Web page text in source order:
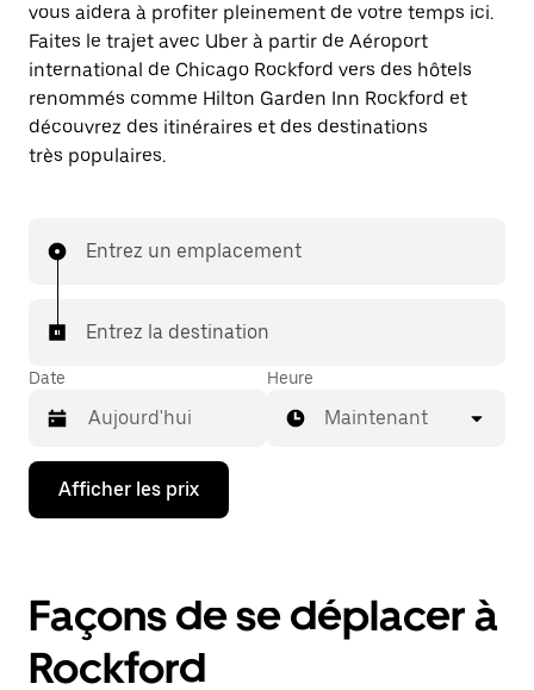
vous aidera à profiter pleinement de votre temps ici.
Faites le trajet avec Uber à partir de Aéroport
international de Chicago Rockford vers des hôtels
renommés comme Hilton Garden Inn Rockford et
découvrez des itinéraires et des destinations
très populaires.
Entrez un emplacement
Entrez la destination
Date
Appuyez
la
bas
pour
interagir
avec
Heure
Maintenant
Afficher les prix
Façons de se déplacer à
Rockford